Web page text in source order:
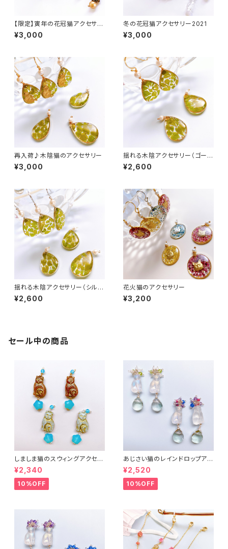
【限定】寅年の花冠猫アクセサリ
ー
¥3,000
冬の花冠猫アクセサリー2021
¥3,000
再入荷♪木陰猫のアクセサリー
¥3,000
揺れる木陰アクセサリー（ゴール
ド）
¥2,600
揺れる木陰アクセサリー（シルバ
ー）
¥2,600
花火猫のアクセサリー
¥3,200
セール中の商品
しましま猫のスウィングアクセサ
リー２
¥2,340
10%OFF
あじさい猫のレインドロップアク
セサリー３
¥2,520
10%OFF